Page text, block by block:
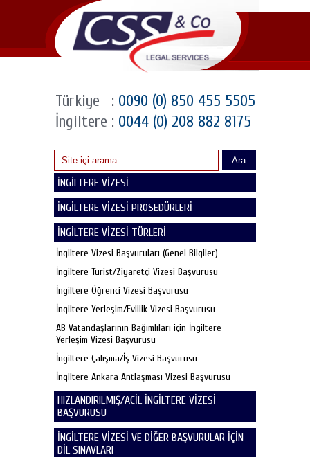
Türkiye : 0090 (0) 850 455 5505
İngiltere : 0044 (0) 208 882 8175
Ara
İNGİLTERE VİZESİ
İNGİLTERE VİZESİ PROSEDÜRLERİ
İNGİLTERE VİZESİ TÜRLERİ
İngiltere Vizesi Başvuruları (Genel Bilgiler)
İngiltere Turist/Ziyaretçi Vizesi Başvurusu
İngiltere Öğrenci Vizesi Başvurusu
İngiltere Yerleşim/Evlilik Vizesi Başvurusu
AB Vatandaşlarının Bağımlıları için İngiltere
Yerleşim Vizesi Başvurusu
İngiltere Çalışma/İş Vizesi Başvurusu
İngiltere Ankara Antlaşması Vizesi Başvurusu
HIZLANDIRILMIŞ/ACİL İNGİLTERE VİZESİ
BAŞVURUSU
İNGİLTERE VİZESİ VE DİĞER BAŞVURULAR İÇİN
DİL SINAVLARI